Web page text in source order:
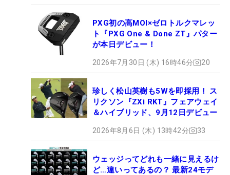
PXG初の高MOI×ゼロトルクマレッ
ト『PXG One & Done ZT』パター
が本日デビュー！
2026年7月30日 (木) 16時46分 20
珍しく松山英樹も5Wを即採用！ ス
リクソン『ZXi RKT』フェアウェイ
＆ハイブリッド、9月12日デビュー
2026年8月6日 (木) 13時42分 33
ウェッジってどれも一緒に見えるけ
ど…違いってあるの？ 最新24モデ